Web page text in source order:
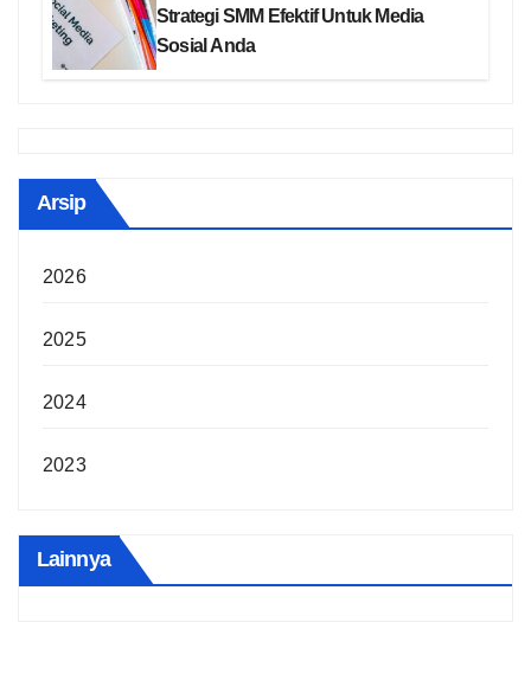
Strategi SMM Efektif Untuk Media
Sosial Anda
Arsip
2026
2025
2024
2023
Lainnya